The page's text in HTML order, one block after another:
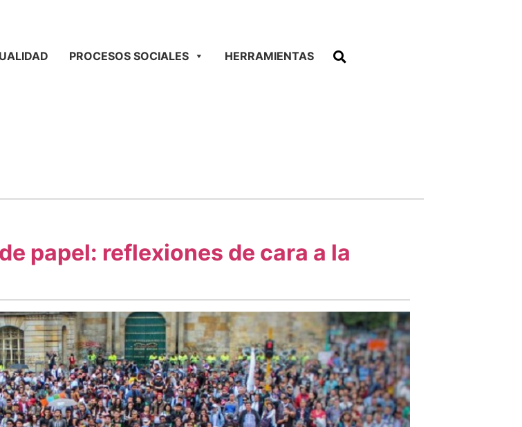
PROCESOS SOCIALES HERRAMIENTAS
papel: reflexiones de cara a la